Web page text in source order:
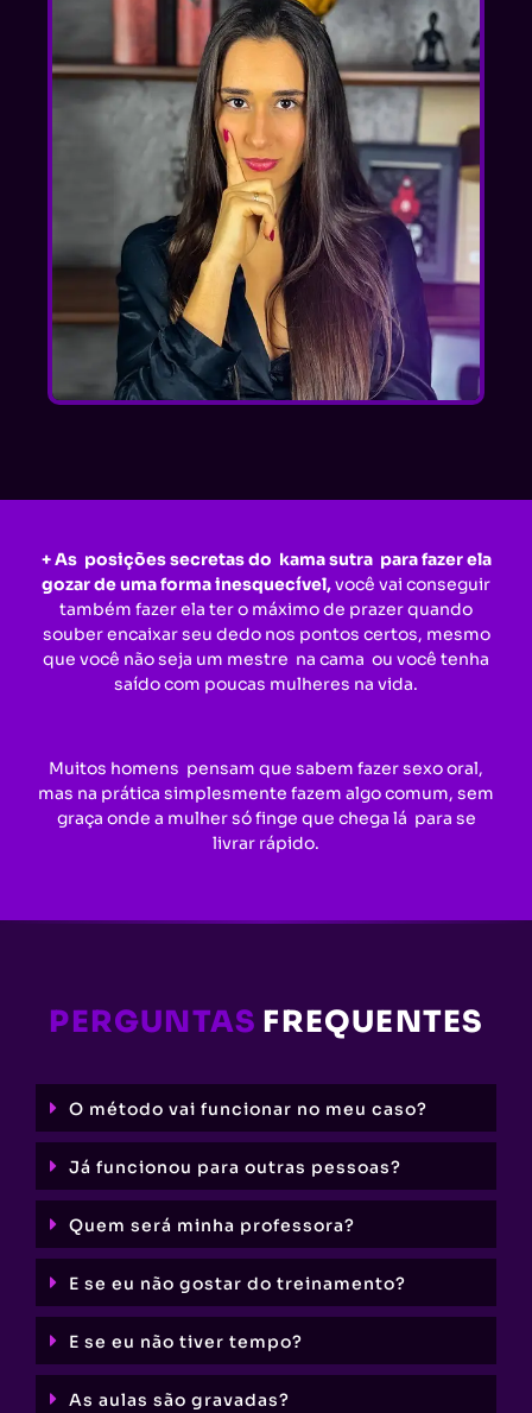
+ As posições secretas do kama sutra para fazer ela
gozar de uma forma inesquecível,você vai conseguir
também fazer ela ter o máximo de prazer quando
souber encaixar seu dedo nos pontos certos, mesmo
que você não seja um mestre na cama ou você tenha
saído com poucas mulheres na vida.
Muitos homens pensam que sabem fazer sexo oral,
mas na prática simplesmente fazem algo comum, sem
graça onde a mulher só finge que chega lá para se
livrar rápido.
PERGUNTAS FREQUENTES
O método vai funcionar no meu caso?
Já funcionou para outras pessoas?
Quem será minha professora?
E se eu não gostar do treinamento?
E se eu não tiver tempo?
As aulas são gravadas?